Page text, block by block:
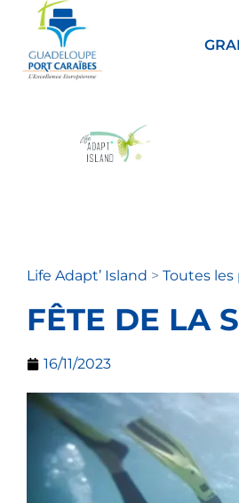
Life Adapt’ Island > Toutes
FÊTE DE LA
16/11/2023